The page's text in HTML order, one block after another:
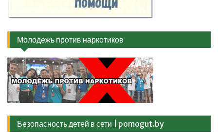
Молодежь против наркотиков
Безопасность детей в сети | pomogut.by